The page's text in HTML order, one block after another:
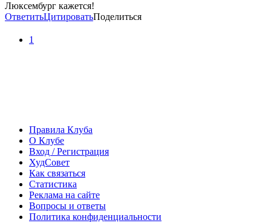
Люксембург кажется!
ОтветитьЦитироватьПоделиться
1
Правила Клуба
О Клубе
Вход / Регистрация
ХудСовет
Как связаться
Статистика
Реклама на сайте
Вопросы и ответы
Политика конфиденциальности